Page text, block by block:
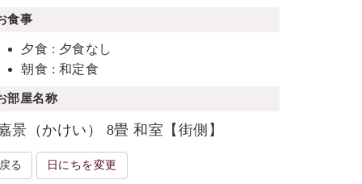
食事
夕食 : 夕食なし
朝食 : 和定食
部屋名称
景（かけい） 8畳 和室【街側】
戻る 日にちを変更